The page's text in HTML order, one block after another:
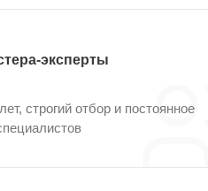
эксперты
строгий отбор и постоянное